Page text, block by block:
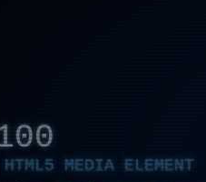
HTML5 MEDIA ELEMENT